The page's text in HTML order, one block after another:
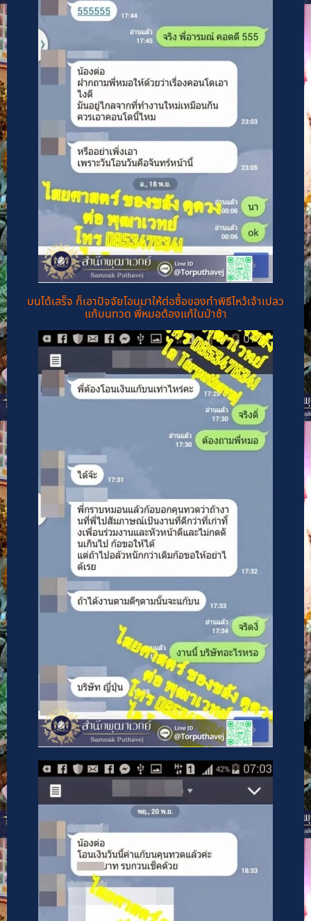
บนได้เสร็จ ก็เอาปัจจัยโอนมาให้ต่อซื้อของทำพิธีไหว้เจ้าเปลว
แก้บนทวด พี่หมอต้องแก้ในป่าช้า